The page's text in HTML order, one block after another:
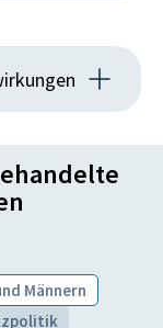
PLAN
0
Euro
0
finanziellen
Männern